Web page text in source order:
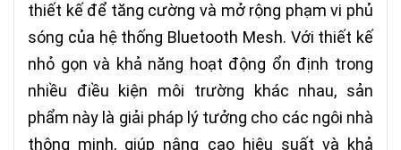
thiết kế để tăng cường và mở rộng phạm vi phủ
sóng của hệ thống Bluetooth Mesh. Với thiết kế
nhỏ gọn và khả năng hoạt động ổn định trong
nhiều điều kiện môi trường khác nhau, sản
phẩm này là giải pháp lý tưởng cho các ngôi nhà
thông minh, giúp nâng cao hiệu suất và khả